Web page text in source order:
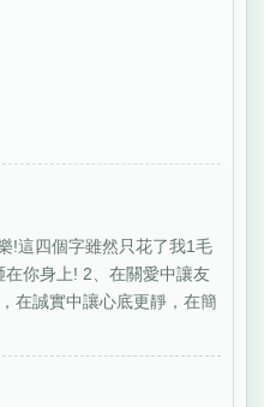
!這四個字雖然只花了我1毛
你身上! 2、在關愛中讓友
在誠實中讓心底更靜，在簡